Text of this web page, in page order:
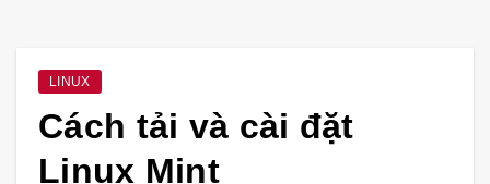
LINUX
Cách tải và cài đặt
Linux Mint